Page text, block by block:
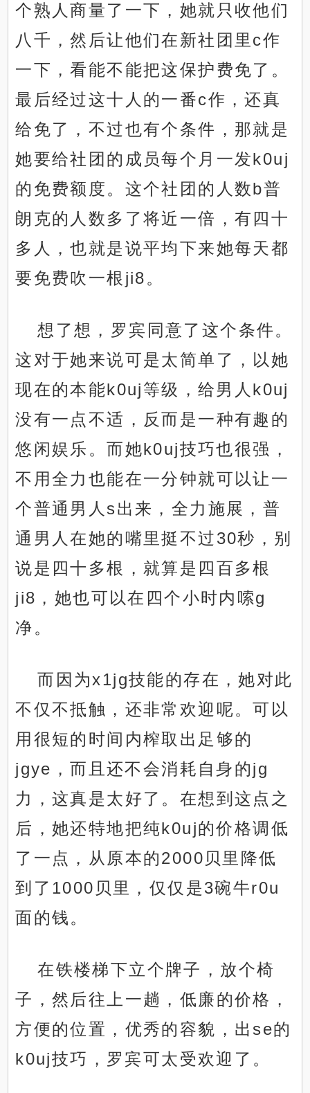
个熟人商量了一下，她就只收他们
八千，然后让他们在新社团里c作
一下，看能不能把这保护费免了。
最后经过这十人的一番c作，还真
给免了，不过也有个条件，那就是
她要给社团的成员每个月一发k0uj
的免费额度。这个社团的人数b普
朗克的人数多了将近一倍，有四十
多人，也就是说平均下来她每天都
要免费吹一根ji8。
想了想，罗宾同意了这个条件。
这对于她来说可是太简单了，以她
现在的本能k0uj等级，给男人k0uj
没有一点不适，反而是一种有趣的
悠闲娱乐。而她k0uj技巧也很强，
不用全力也能在一分钟就可以让一
个普通男人s出来，全力施展，普
通男人在她的嘴里挺不过30秒，别
说是四十多根，就算是四百多根
ji8，她也可以在四个小时内嗦g
净。
而因为x1jg技能的存在，她对此
不仅不抵触，还非常欢迎呢。可以
用很短的时间内榨取出足够的
jgye，而且还不会消耗自身的jg
力，这真是太好了。在想到这点之
后，她还特地把纯k0uj的价格调低
了一点，从原本的2000贝里降低
到了1000贝里，仅仅是3碗牛r0u
面的钱。
在铁楼梯下立个牌子，放个椅
子，然后往上一趟，低廉的价格，
方便的位置，优秀的容貌，出se的
k0uj技巧，罗宾可太受欢迎了。